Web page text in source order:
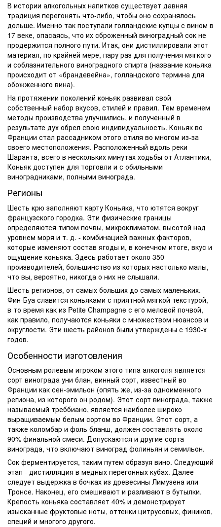
В истории алкогольных напитков существует давняя
традиция перегонять что-либо, чтобы оно сохранялось
дольше. Именно так поступали голландские купцы с вином в
17 веке, опасаясь, что их сброженный виноградный сок не
продержится полного пути. Итак, они дистиллировали этот
материал, по крайней мере, пару раз для получения мягкого
и соблазнительного виноградного спирта (название коньяка
происходит от «брандевейна», голландского термина для
обожженного вина).
На протяжении поколений коньяк развивал свой
собственный набор вкусов, стилей и правил. Тем временем
методы производства улучшились, и полученный в
результате дух обрел свою индивидуальность. Коньяк во
Франции стал рассадником этого стиля во многом из-за
своего местоположения. Расположенный вдоль реки
Шаранта, всего в нескольких минутах ходьбы от Атлантики,
Коньяк доступен для торговли и с обильными
виноградниками, полными винограда.
Регионы
Шесть крю заполняют карту Коньяка, что ютятся вокруг
французского городка. Эти физические границы
определяются типом почвы, микроклиматом, высотой над
уровнем моря и т. д. - комбинацией важных факторов,
которые изменяют состав ягоды и, в конечном итоге, вкус и
ощущение коньяка. Здесь работает около 350
производителей, большинство из которых настолько малы,
что вы, вероятно, никогда о них не слышали.
Шесть регионов, от самых больших до самых маленьких.
Фин-Буа славится коньяками с приятной мягкой текстурой,
в то время как из Petite Champagne с его меловой почвой,
как правило, получаются коньяки с множеством нюансов и
округлости. Эти шесть районов были утверждены с 1930-х
годов.
Особенности изготовления
Основным ролевым игроком этого типа алкоголя является
сорт винограда уни блан, винный сорт, известный во
Франции как сен-эмильон (опять же, из-за одноименного
региона, из которого он родом). Этот сорт винограда, также
называемый треббиано, является наиболее широко
выращиваемым белым сортом во Франции. Этот сорт, а
также коломбар и фоль бланш, должен составлять около
90% финальной смеси. Допускаются и другие сорта
винограда, что включают виноград фолиньян и семильон.
Сок ферментируется, таким путем образуя вино. Следующий
этап - дистилляция в медных перегонных кубах. Далее
следует выдержка в бочках из древесины Лимузена или
Тронсе. Наконец, его смешивают и разливают в бутылки.
Крепость коньяка составляет 40% и демонстрирует
изысканные фруктовые ноты, оттенки цитрусовых, фиников,
специй и многого другого.